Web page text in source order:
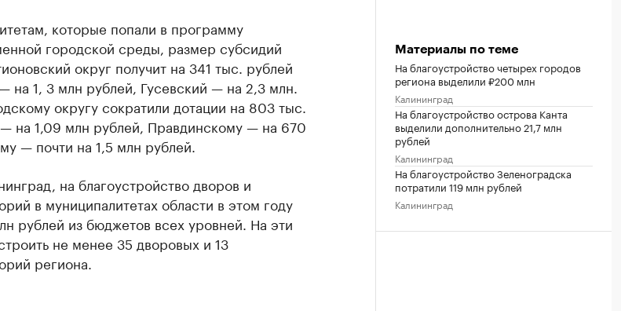
которые попали в программу
городской среды, размер субсидий
округ получит на 341 тыс. рублей
на 1, 3 млн рублей, Гусевский — на 2,3 млн.
округу сократили дотации на 803 тыс.
на 1,09 млн рублей, Правдинскому — на 670
— почти на 1,5 млн рублей.
на благоустройство дворов и
в муниципалитетах области в этом году
рублей из бюджетов всех уровней. На эти
не менее 35 дворовых и 13
региона.
Материалы по теме
На благоустройство четырех городов
региона выделили ₽200 млн
Калининград
На благоустройство острова Канта
выделили дополнительно 21,7 млн
рублей
Калининград
На благоустройство Зеленоградска
потратили 119 млн рублей
Калининград